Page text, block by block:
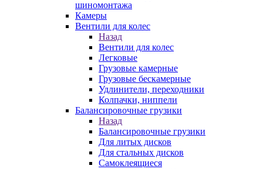
шиномонтажа
Камеры
Вентили для колес
Назад
Вентили для колес
Легковые
Грузовые камерные
Грузовые бескамерные
Удлинители, переходники
Колпачки, ниппели
Балансировочные грузики
Назад
Балансировочные грузики
Для литых дисков
Для стальных дисков
Самоклеящиеся